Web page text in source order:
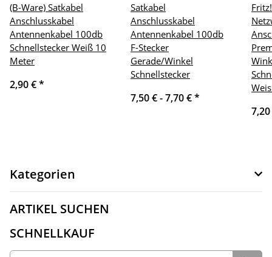
(B-Ware) Satkabel
Anschlusskabel
Antennenkabel 100db
Schnellstecker Weiß 10
Meter
2,90 €*
Satkabel
Anschlusskabel
Antennenkabel 100db
F-Stecker
Gerade/Winkel
Schnellstecker
7,50 € -7,70 €*
Kategorien
ARTIKEL SUCHEN
SCHNELLKAUF